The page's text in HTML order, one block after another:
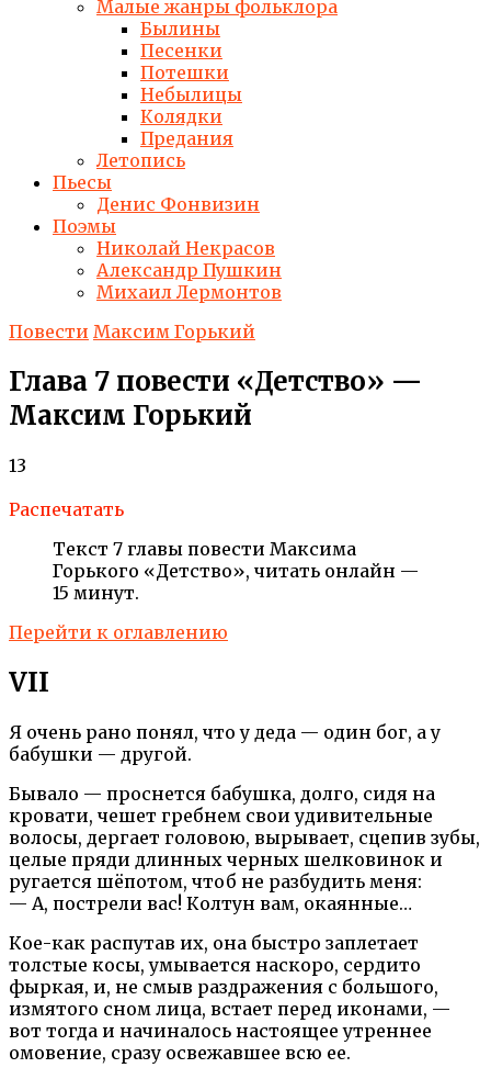
Малые жанры фольклора
Былины
Песенки
Потешки
Небылицы
Колядки
Предания
Летопись
Пьесы
Денис Фонвизин
Поэмы
Николай Некрасов
Александр Пушкин
Михаил Лермонтов
Повести Максим Горький
Глава 7 повести «Детство» —
Максим Горький
13
Распечатать
Текст 7 главы повести Максима
Горького «Детство», читать онлайн —
15 минут.
Перейти к оглавлению
VII
Я очень рано понял, что у деда — один бог, а у
бабушки — другой.
Бывало — проснется бабушка, долго, сидя на
кровати, чешет гребнем свои удивительные
волосы, дергает головою, вырывает, сцепив зубы,
целые пряди длинных черных шелковинок и
ругается шёпотом, чтоб не разбудить меня:
— А, пострели вас! Колтун вам, окаянные…
Кое-как распутав их, она быстро заплетает
толстые косы, умывается наскоро, сердито
фыркая, и, не смыв раздражения с большого,
измятого сном лица, встает перед иконами, —
вот тогда и начиналось настоящее утреннее
омовение, сразу освежавшее всю ее.